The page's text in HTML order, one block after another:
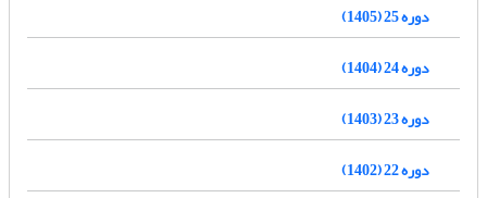
دوره 25 (1405)
دوره 24 (1404)
دوره 23 (1403)
دوره 22 (1402)